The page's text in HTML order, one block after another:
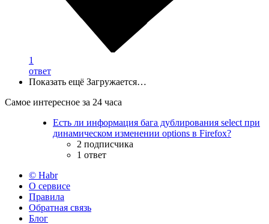
1
ответ
Показать ещё Загружается…
Самое интересное за 24 часа
Есть ли информация бага дублирования select при
динамическом изменении options в Firefox?
2 подписчика
1 ответ
© Habr
О сервисе
Правила
Обратная связь
Блог